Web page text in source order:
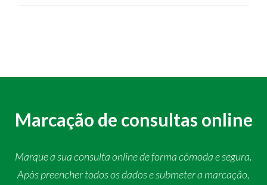
Marcação de consultas online
Marque a sua consulta online de forma cómoda e segura.
Após preencher todos os dados e submeter a marcação,